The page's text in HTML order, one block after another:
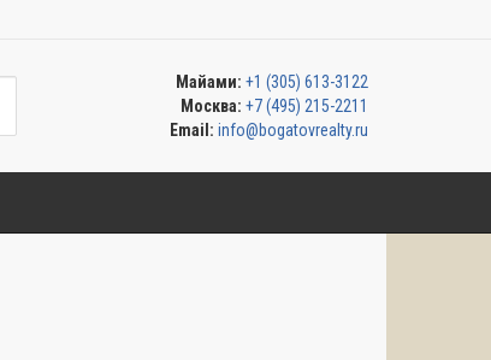
Майами: +1 (305) 613-3122
Москва: +7 (495) 215-2211
Email: info@bogatovrealty.ru